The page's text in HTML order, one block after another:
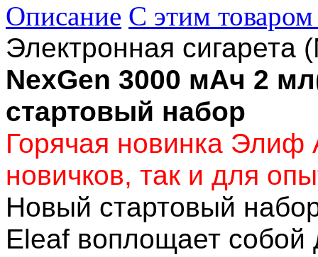
Описание С этим
Электронная
NexGen 3000 мАч 2
стартовый набор
Горячая новинка Элиф
новичков, так и для
Новый стартовый
Eleaf воплощает собой